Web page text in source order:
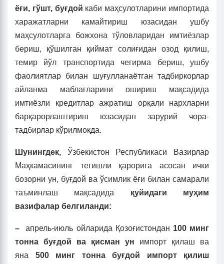
ёғи, гўшт, буғдой каби маҳсулотларини импортида
харажатларни камайтириш юзасидан ушбу
маҳсулотларга божхона тўловларидан имтиёзлар
бериш, қўшилган қиймат солиғидан озод қилиш,
темир йўл транспортида чегирма бериш, ушбу
фаолиятлар билан шуғулланаётган тадбиркорлар
айланма маблағларини ошириш мақсадида
имтиёзли кредитлар ажратиш орқали нархларни
барқарорлаштириш юзасидан зарурий чора-
тадбирлар кўрилмоқда.
Шунингдек, Ўзбекистон Республикаси Вазирлар
Маҳкамасининг тегишли қарорига асосан ички
бозорни ун, буғдой ва ўсимлик ёғи билан самарали
таъминлаш мақсадида қуйидаги муҳим
вазифалар белгиланди:
– апрель-июль ойларида Қозоғистондан 100 минг
тонна буғдой ва қисман ун импорт қилаш ва
яна 500 минг тонна буғдой импорт қилиш